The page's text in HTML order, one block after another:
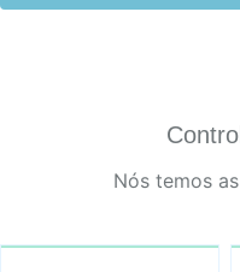
Nós temos